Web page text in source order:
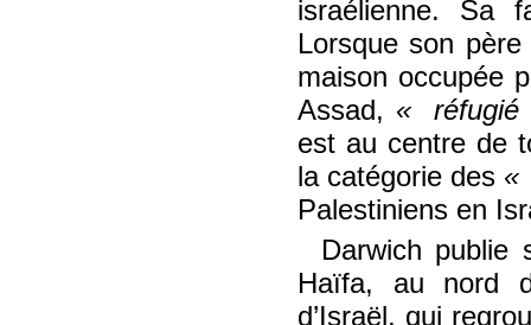
israélienne. Sa
Lorsque son
maison occupée
Assad,
réfugié
est au centre de
la catégorie des
Palestiniens en
Darwich publie
Haïfa, au nord
d’Israël, qui